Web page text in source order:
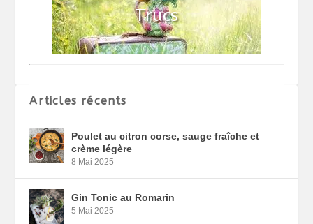
Articles récents
Poulet au citron corse, sauge fraîche et
crème légère
8 Mai 2025
Gin Tonic au Romarin
5 Mai 2025